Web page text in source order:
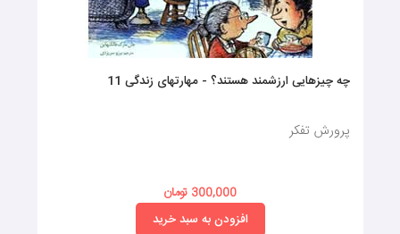
چه چیزهایی ارزشمند هستند؟ - مهارتهای زندگی 11
پرورش تفکر
300,000 تومان
افزودن به سبد خرید